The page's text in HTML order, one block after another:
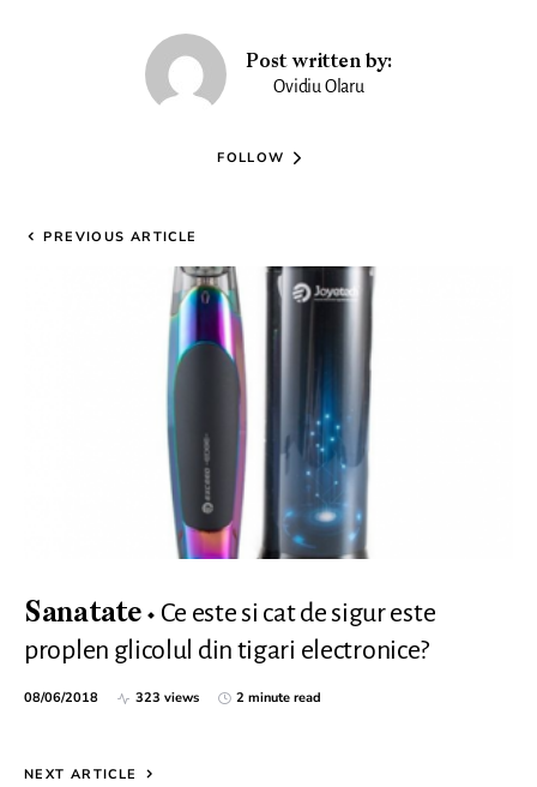
Post written by:
Ovidiu Olaru
FOLLOW
PREVIOUS ARTICLE
Sanatate
Ce este si cat de sigur este
proplen glicolul din tigari electronice?
08/06/2018 323 views 2 minute read
NEXT ARTICLE